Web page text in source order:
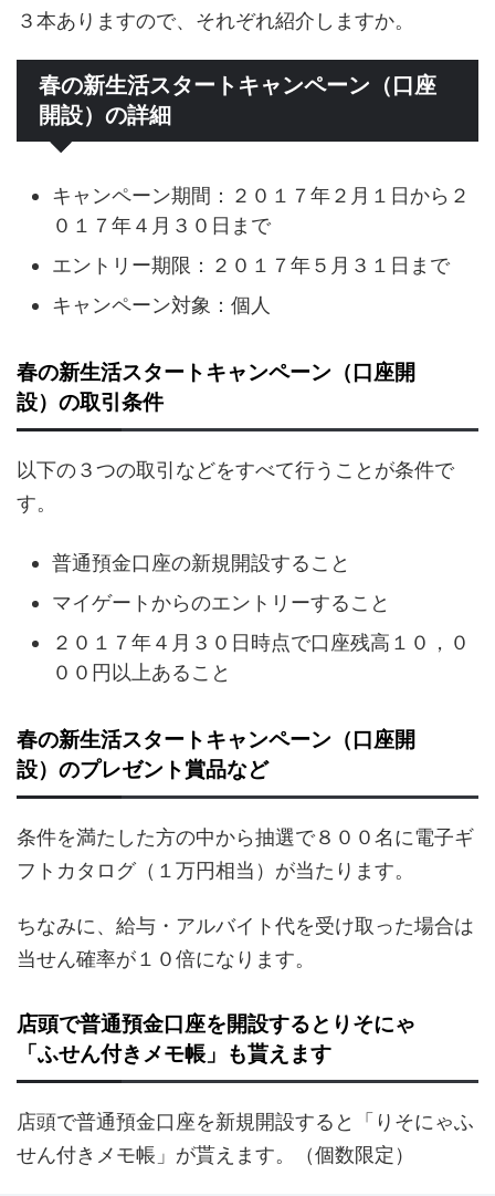
３本ありますので、それぞれ紹介しますか。
春の新生活スタートキャンペーン（口座
開設）の詳細
キャンペーン期間：２０１７年２月１日から２
０１７年４月３０日まで
エントリー期限：２０１７年５月３１日まで
キャンペーン対象：個人
春の新生活スタートキャンペーン（口座開
設）の取引条件
以下の３つの取引などをすべて行うことが条件で
す。
普通預金口座の新規開設すること
マイゲートからのエントリーすること
２０１７年４月３０日時点で口座残高１０，０
００円以上あること
春の新生活スタートキャンペーン（口座開
設）のプレゼント賞品など
条件を満たした方の中から抽選で８００名に電子ギ
フトカタログ（１万円相当）が当たります。
ちなみに、給与・アルバイト代を受け取った場合は
当せん確率が１０倍になります。
店頭で普通預金口座を開設するとりそにゃ
「ふせん付きメモ帳」も貰えます
店頭で普通預金口座を新規開設すると「りそにゃふ
せん付きメモ帳」が貰えます。（個数限定）